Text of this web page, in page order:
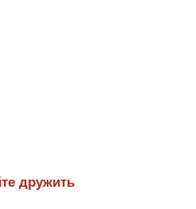
дружить